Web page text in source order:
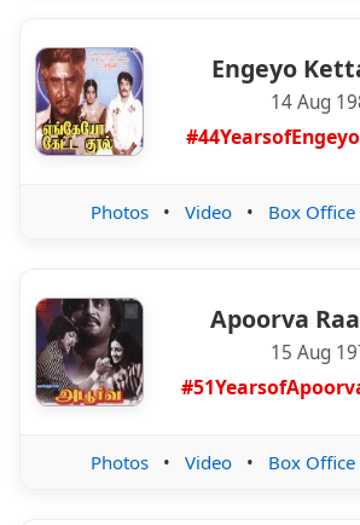
Engeyo
14 Aug
Photos • Video • Box Office
Apoorva
15 Aug
Photos • Video • Box Office